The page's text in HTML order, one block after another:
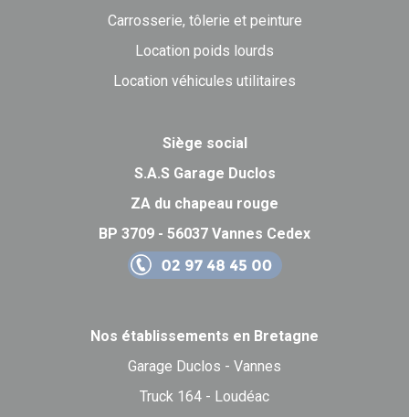
Carrosserie, tôlerie et peinture
Location poids lourds
Location véhicules utilitaires
Siège social
S.A.S Garage Duclos
ZA du chapeau rouge
BP 3709 - 56037 Vannes Cedex
Nos établissements en Bretagne
Garage Duclos - Vannes
Truck 164 - Loudéac